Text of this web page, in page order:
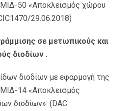
ΜΙΔ-50 «Αποκλεισμός χώρου
29.06.2018)
σε μετωπικούς και
διοδίων .
διοδίων με εφαρμογή της
ΜΙΔ-14 «Αποκλεισμός
διοδίων». (DAC